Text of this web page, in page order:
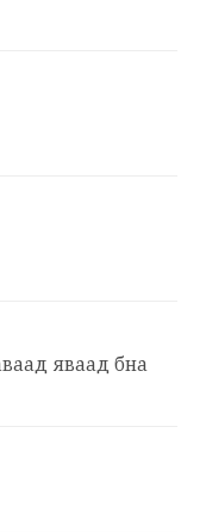
аваад яваад бна